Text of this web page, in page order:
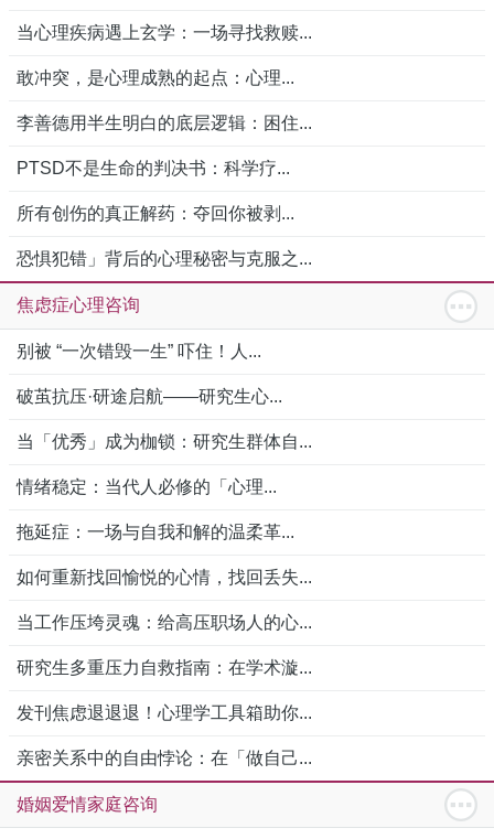
当心理疾病遇上玄学：一场寻找救赎...
敢冲突，是心理成熟的起点：心理...
李善德用半生明白的底层逻辑：困住...
PTSD不是生命的判决书：科学疗...
所有创伤的真正解药：夺回你被剥...
恐惧犯错」背后的心理秘密与克服之...
焦虑症心理咨询
别被 “一次错毁一生” 吓住！人...
破茧抗压·研途启航——研究生心...
当「优秀」成为枷锁：研究生群体自...
情绪稳定：当代人必修的「心理...
拖延症：一场与自我和解的温柔革...
如何重新找回愉悦的心情，找回丢失...
当工作压垮灵魂：给高压职场人的心...
研究生多重压力自救指南：在学术漩...
发刊焦虑退退退！心理学工具箱助你...
亲密关系中的自由悖论：在「做自己...
婚姻爱情家庭咨询